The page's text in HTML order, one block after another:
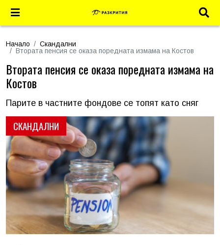
Начало
Скандални
Втората пенсия се оказа поредната измама на Костов
СКАНДАЛНИ
Втората пенсия се оказа поредната измама на
Костов
Парите в частните фондове се топят като сняг